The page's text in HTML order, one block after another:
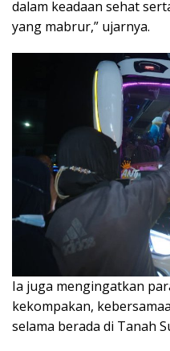
dalam keadaan sehat
yang mabrur,” ujarnya.
Ia juga mengingatkan
kekompakan,
selama berada di Tanah